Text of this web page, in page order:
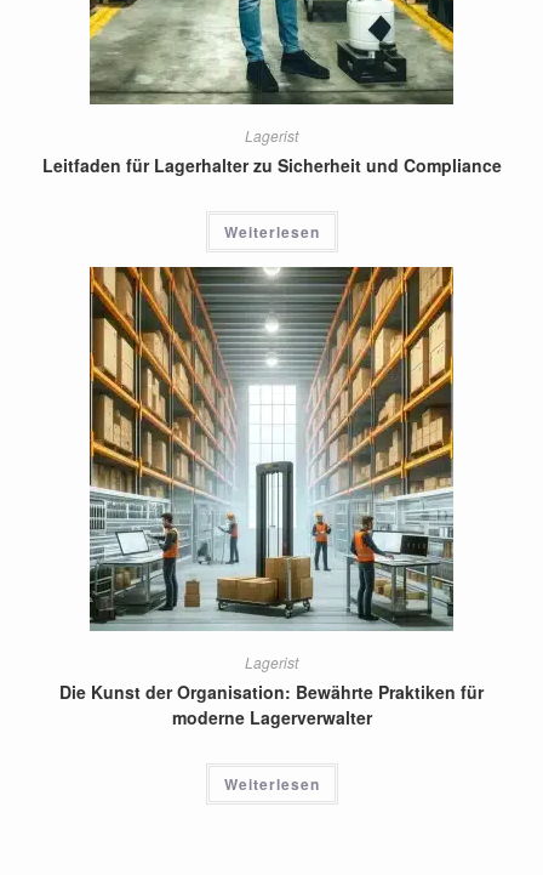
Lagerist
Leitfaden für Lagerhalter zu Sicherheit und Compliance
Weiterlesen
Lagerist
Die Kunst der Organisation: Bewährte Praktiken für
moderne Lagerverwalter
Weiterlesen